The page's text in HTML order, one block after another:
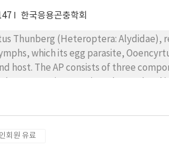
한국응용곤충학회
Thunberg (Heteroptera: Alydidae),
which its egg parasite,
AP consists of three components, (E)-2-
of bean bugs from different
and Kumamoto populations were
회원 유료